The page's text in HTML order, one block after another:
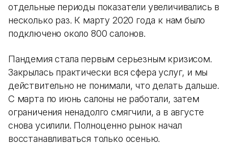
отдельные периоды показатели увеличивались в
несколько раз. К марту 2020 года к нам было
подключено около 800 салонов.
Пандемия стала первым серьезным кризисом.
Закрылась практически вся сфера услуг, и мы
действительно не понимали, что делать дальше.
С марта по июнь салоны не работали, затем
ограничения ненадолго смягчили, а в августе
снова усилили. Полноценно рынок начал
восстанавливаться только осенью.